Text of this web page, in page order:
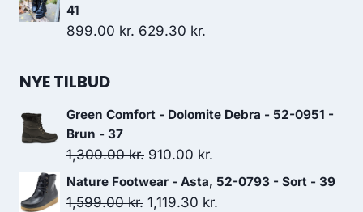
41
899.00kr. Den
899.00 kr..
629.30 kr.
629.30 kr..
NYE TILBUD
Green Comfort - Dolomite Debra - 52-0951 -
Brun - 37
1,300.00kr. Den
oprindelige
pris
910.00 kr.
aktuelle
pris
Nature Footwear - Asta, 52-0793 - Sort - 39
1,599.00kr. Den
1,119.30 kr.